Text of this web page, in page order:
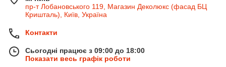
пр-т Лобановського 119, Магазин Деколюкс (фасад БЦ
Кришталь), Київ, Україна
Контакти
Сьогодні працює з 09:00 до 18:00
Показати весь графік роботи